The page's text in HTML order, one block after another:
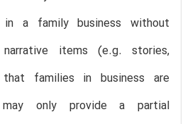
a family business without
narrative items (e.g. stories,
that families in business are
only provide a partial